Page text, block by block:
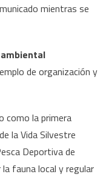
mientras se
de organización y
como la primera
la Vida Silvestre
Deportiva de
fauna local y regular